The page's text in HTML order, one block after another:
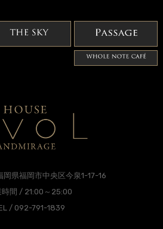
岡県福岡市中央区今泉1-17-16
時間 / 21:00～25:00
/ 092-791-1839